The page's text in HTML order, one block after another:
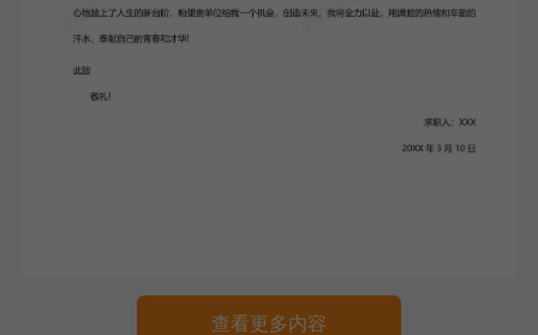
查看更多内容